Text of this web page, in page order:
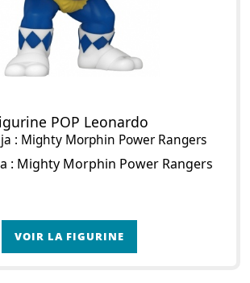
POP Leonardo
: Mighty Morphin Power Rangers
: Mighty Morphin Power Rangers
VOIR LA FIGURINE